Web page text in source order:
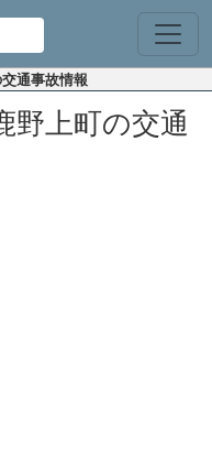
通事故情報
野上町の交通